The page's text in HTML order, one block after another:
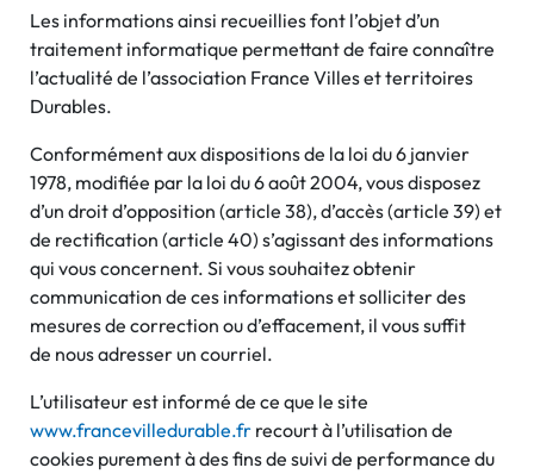
Les informations ainsi recueillies font l’objet d’un
traitement informatique permettant de faire connaître
l’actualité de l’association France Villes et territoires
Durables.
Conformément aux dispositions de la loi du 6 janvier
1978, modifiée par la loi du 6 août 2004, vous disposez
d’un droit d’opposition (article 38), d’accès (article 39) et
de rectification (article 40) s’agissant des informations
qui vous concernent. Si vous souhaitez obtenir
communication de ces informations et solliciter des
mesures de correction ou d’effacement, il vous suffit
de nous adresser un courriel.
L’utilisateur est informé de ce que le site
www.francevilledurable.fr recourt à l’utilisation de
cookies purement à des fins de suivi de performance du